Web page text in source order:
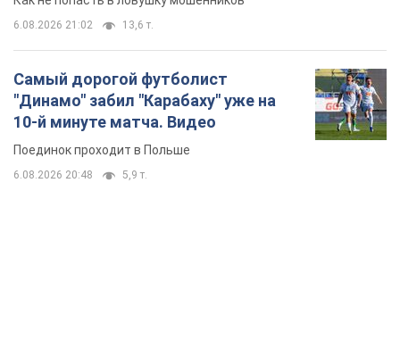
6.08.2026 21:02 13,6 т.
Самый дорогой футболист
"Динамо" забил "Карабаху" уже на
10-й минуте матча. Видео
Поединок проходит в Польше
6.08.2026 20:48 5,9 т.